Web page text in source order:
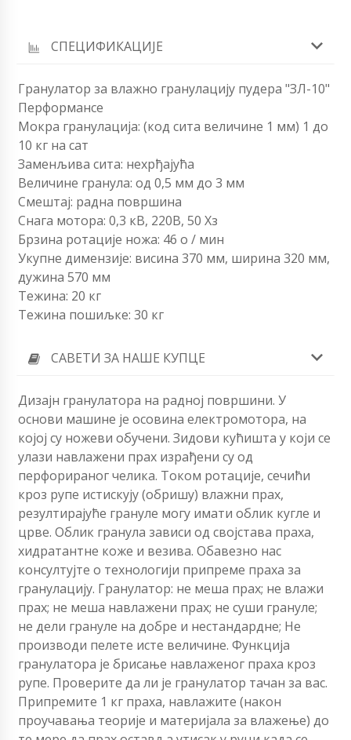
СПЕЦИФИКАЦИЈЕ
Гранулатор за влажно гранулацију пудера "ЗЛ-10"
Перформансе
Мокра гранулација: (код сита величине 1 мм) 1 до
10 кг на сат
Заменљива сита: нехрђајућа
Величине гранула: од 0,5 мм до 3 мм
Смештај: радна површина
Снага мотора: 0,3 кВ, 220В, 50 Хз
Брзина ротације ножа: 46 о / мин
Укупне димензије: висина 370 мм, ширина 320 мм,
дужина 570 мм
Тежина: 20 кг
Тежина пошиљке: 30 кг
САВЕТИ ЗА НАШЕ КУПЦЕ
Дизајн гранулатора на радној површини. У
основи машине је осовина електромотора, на
којој су ножеви обучени. Зидови кућишта у који се
улази навлажени прах израђени су од
перфорираног челика. Током ротације, сечићи
кроз рупе истискују (обришу) влажни прах,
резултирајуће грануле могу имати облик кугле и
црве. Облик гранула зависи од својстава праха,
хидратантне коже и везива. Обавезно нас
консултујте о технологији припреме праха за
гранулацију. Гранулатор: не меша прах; не влажи
прах; не меша навлажени прах; не суши грануле;
не дели грануле на добре и нестандардне; Не
производи пелете исте величине. Функција
гранулатора је брисање навлаженог праха кроз
рупе. Проверите да ли је гранулатор тачан за вас.
Припремите 1 кг праха, навлажите (након
проучавања теорије и материјала за влажење) до